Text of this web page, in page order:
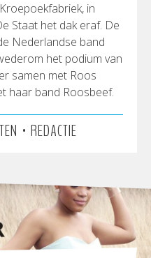
in
Staat het dak eraf. De
Nederlandse band
het podium van
samen met Roos
haar band Roosbeef.
• REDACTIE